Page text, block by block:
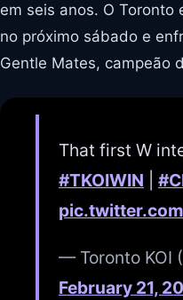
em seis anos. O Toronto
no próximo sábado e
Gentle Mates, campeão
That first W
#TKOIWIN
— Toronto KOI
February 21,